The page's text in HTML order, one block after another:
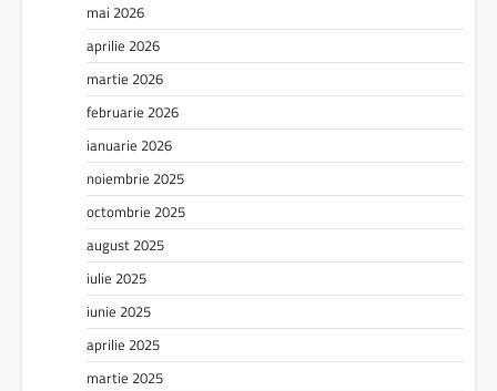
mai 2026
aprilie 2026
martie 2026
februarie 2026
ianuarie 2026
noiembrie 2025
octombrie 2025
august 2025
iulie 2025
iunie 2025
aprilie 2025
martie 2025